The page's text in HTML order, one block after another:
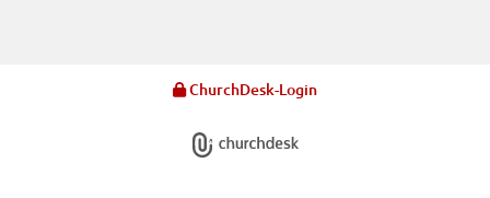
ChurchDesk-Login